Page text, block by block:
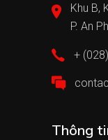
Khu B,
P. An
+
Thông